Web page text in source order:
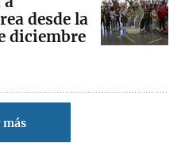
desde la
diciembre
más